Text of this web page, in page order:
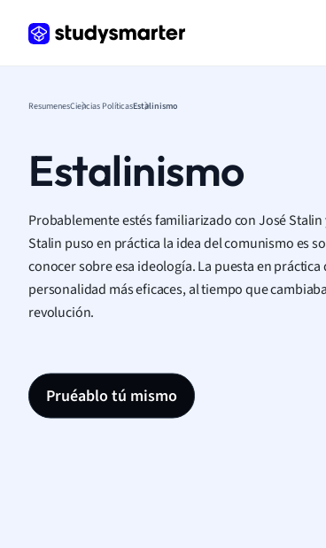
ResumenesCiencias PolíticasEstalinismo
Estalinismo
Probablemente estés familiarizado con José
Stalin puso en práctica la idea del comunismo es
conocer sobre esa ideología. La puesta en
personalidad más eficaces, al tiempo que
revolución.
Pruéablo tú mismo